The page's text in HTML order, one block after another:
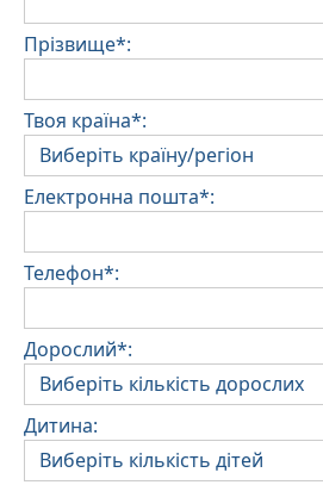
Прізвище*:
Твоя країна*:
Електронна пошта*:
Телефон*:
Дорослий*:
Дитина: